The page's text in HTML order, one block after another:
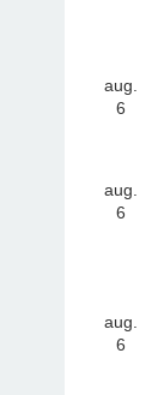
aug.
6
aug.
6
aug.
6